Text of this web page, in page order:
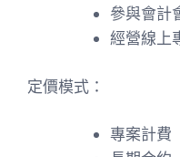
參與會計
經營線上
定價模式：
專案計費